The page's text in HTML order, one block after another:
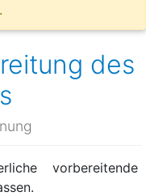
des
vorbereitende